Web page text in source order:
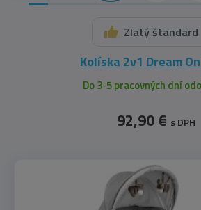
Zlatý štandard
Kolíska 2v1 Dream
Do 3-5 pracovných dní
92,90 € s DPH